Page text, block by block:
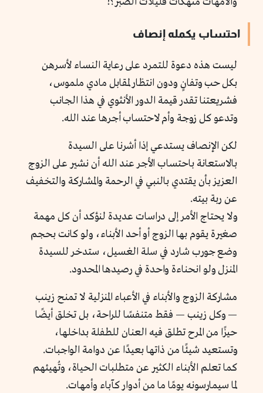
احتساب يكمله إنصاف
ليست هذه دعوة للتمرد على رعاية النساء لأسرهن
بكل حب وتفانٍ ودون انتظار لمقابل مادي ملموس،
فشريعتنا تقدر قيمة الدور الأنثوي في هذا الجانب
وتدعو كل زوجة وأم لاحتساب أجرها عند الله.
لكن الإنصاف يستدعي إذا أشرنا على السيدة
بالاستعانة باحتساب الأجر عند الله أن نشير على الزوج
العزيز بأن يقتدي بالنبي في الرحمة والمشاركة والتخفيف
عن ربة بيته.
ولا يحتاج الأمر إلى دراسات عديدة لنؤكد أن كل مهمة
صغيرة يقوم بها الزوج أو أحد الأبناء، ولو كانت بحجم
وضع جورب شارد في سلة الغسيل، ستدخر للسيدة
المنزل ولو انحناءة واحدة في رصيدها المحدود.
مشاركة الزوج والأبناء في الأعباء المنزلية لا تمنح زينب
— وكل زينب — فقط متنفسًا للراحة، بل تخلق أيضًا
حيزًا من المرح تطلق فيه العنان للطفلة بداخلها،
وتستعيد شيئًا من ذاتها بعيدًا عن دوامة الواجبات.
كما تعلم الأبناء الكثير عن متطلبات الحياة، وتُهيئهم
لما سيمارسونه يومًا ما من أدوار كآباء وأمهات.